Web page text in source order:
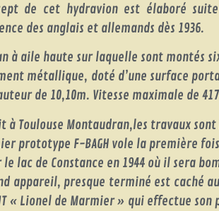
de cet hydravion est élaboré
des anglais et allemands dès 1936.
à aile haute sur laquelle sont montés
métallique, doté d’une surface
de 10,10m. Vitesse maximale de
à Toulouse Montaudran,les travaux
prototype F-BAGH vole la première
le lac de Constance en 1944 où il sera
appareil, presque terminé est caché
« Lionel de Marmier » qui effectue son